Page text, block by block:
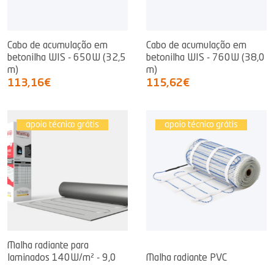
Cabo de acumulação em
betonilha WIS - 650W (32,5
m)
113,16€
Cabo de acumulação em
betonilha WIS - 760W (38,0
m)
115,62€
apoio técnico grátis
Malha radiante para
laminados 140W/m² - 9,0
apoio técnico grátis
Malha radiante PVC